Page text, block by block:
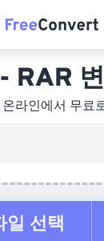
RAR 변
라인에서 무료
일 선택